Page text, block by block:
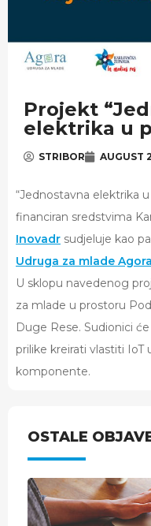
OSTALE
Projekt
elektrika u
STRIBOR AUGUST
“Jednostavna elektrika
financiran sredstvima
Inovadr sudjeluje kao
Udruga za mlade Agora
U sklopu navedenog
za mlade u prostoru
Duge Rese. Sudionici
prilike kreirati vlastiti
komponente.